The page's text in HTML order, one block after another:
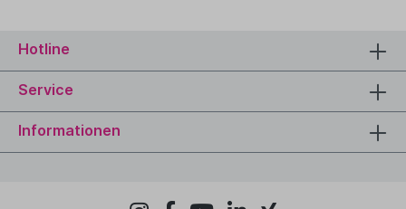
Hotline
Service
Informationen